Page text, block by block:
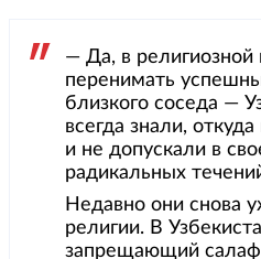
— Да, в
перенимать
близкого соседа —
всегда знали,
и не допускали в
радикальных
Недавно они снова
религии. В
запрещающий